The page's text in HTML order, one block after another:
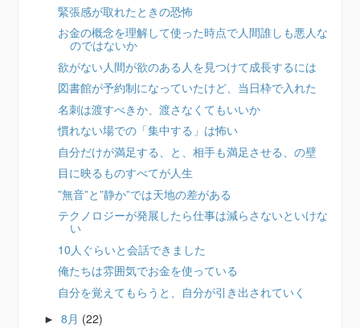
緊張感が取れたときの恐怖
お金の概念を理解して使った時点で人間誰しも悪人な
のではないか
欲がない人間が欲のある人を見つけて成長するには
図書館が予約制になっていたけど、当日枠で入れた
名刺は渡すべきか、渡さなくてもいいか
慣れない場での「集中する」は怖い
自分だけが満足する、と、相手も満足させる、の壁
目に映るものすべてが人生
”無音”と”静か”では天地の差がある
テクノロジーが発展したら仕事は減らさないといけな
い
10人ぐらいと会話できました
俺たちは雰囲気でお金を使っている
自分を覚えてもらうと、自分が引き出されていく
►8月 (22)